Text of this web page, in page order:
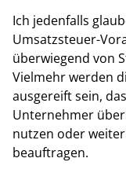
Ich jedenfalls
Umsatzsteuer-
überwiegend von
Vielmehr werden
ausgereift sein,
Unternehmer
nutzen oder
beauftragen.